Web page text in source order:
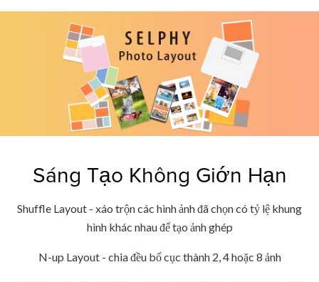
Sáng Tạo Không Giớn Hạn
Shuffle Layout - xáo trộn các hình ảnh đã chọn có tỷ lệ khung
hình khác nhau để tạo ảnh ghép
N-up Layout - chia đều bố cục thành 2, 4 hoặc 8 ảnh